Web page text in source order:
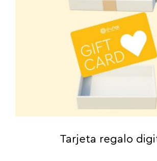
Tarjeta regalo